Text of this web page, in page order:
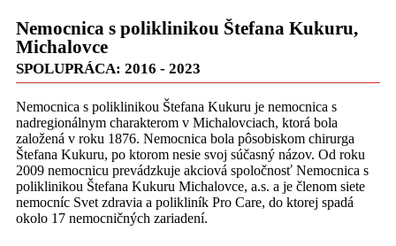
Nemocnica s poliklinikou Štefana Kukuru,
Michalovce
SPOLUPRÁCA: 2016 - 2023
Nemocnica s poliklinikou Štefana Kukuru je nemocnica s
nadregionálnym charakterom v Michalovciach, ktorá bola
založená v roku 1876. Nemocnica bola pôsobiskom chirurga
Štefana Kukuru, po ktorom nesie svoj súčasný názov. Od roku
2009 nemocnicu prevádzkuje akciová spoločnosť Nemocnica s
poliklinikou Štefana Kukuru Michalovce, a.s. a je členom siete
nemocníc Svet zdravia a polikliník Pro Care, do ktorej spadá
okolo 17 nemocničných zariadení.